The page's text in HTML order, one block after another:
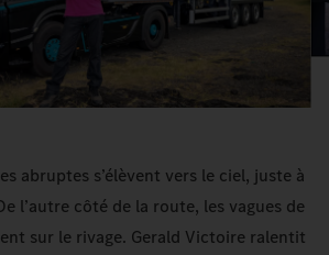
abruptes s’élèvent vers le ciel, juste à
l’autre côté de la route, les vagues de
sur le rivage. Gerald Victoire ralentit